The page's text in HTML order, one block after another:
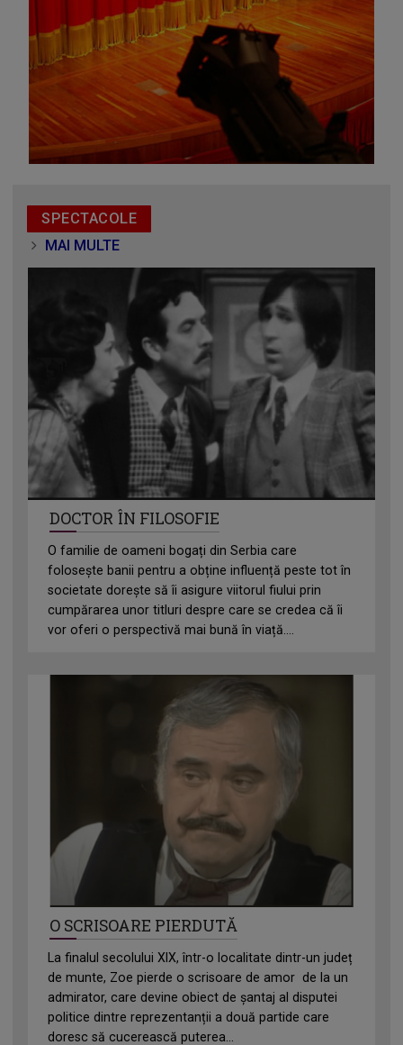
SPECTACOLE
MAI MULTE
DOCTOR ÎN FILOSOFIE
O familie de oameni bogați din Serbia care
folosește banii pentru a obține influență peste tot în
societate dorește să îi asigure viitorul fiului prin
cumpărarea unor titluri despre care se credea că îi
vor oferi o perspectivă mai bună în viață....
O SCRISOARE PIERDUTĂ
La finalul secolului XIX, într-o localitate dintr-un județ
de munte, Zoe pierde o scrisoare de amor de la un
admirator, care devine obiect de șantaj al disputei
politice dintre reprezentanții a două partide care
doresc să cucerească puterea...